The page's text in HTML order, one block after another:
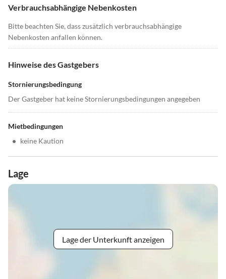
Verbrauchsabhängige Nebenkosten
Bitte beachten Sie, dass zusätzlich verbrauchsabhängige
Nebenkosten anfallen können.
Hinweise des Gastgebers
Stornierungsbedingung
Der Gastgeber hat keine Stornierungsbedingungen angegeben
Mietbedingungen
• keine Kaution
Lage
Lage der Unterkunft anzeigen